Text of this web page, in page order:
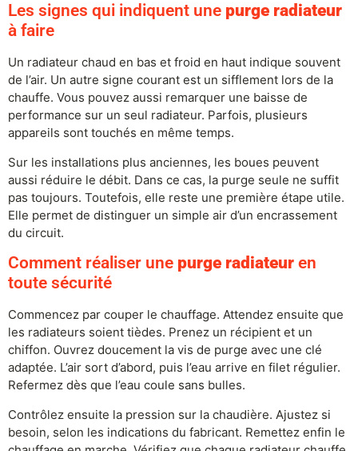
Les signes qui indiquent une purge radiateur
à faire
Un radiateur chaud en bas et froid en haut indique souvent
de l’air. Un autre signe courant est un sifflement lors de la
chauffe. Vous pouvez aussi remarquer une baisse de
performance sur un seul radiateur. Parfois, plusieurs
appareils sont touchés en même temps.
Sur les installations plus anciennes, les boues peuvent
aussi réduire le débit. Dans ce cas, la purge seule ne suffit
pas toujours. Toutefois, elle reste une première étape utile.
Elle permet de distinguer un simple air d’un encrassement
du circuit.
Comment réaliser une purge radiateur en
toute sécurité
Commencez par couper le chauffage. Attendez ensuite que
les radiateurs soient tièdes. Prenez un récipient et un
chiffon. Ouvrez doucement la vis de purge avec une clé
adaptée. L’air sort d’abord, puis l’eau arrive en filet régulier.
Refermez dès que l’eau coule sans bulles.
Contrôlez ensuite la pression sur la chaudière. Ajustez si
besoin, selon les indications du fabricant. Remettez enfin le